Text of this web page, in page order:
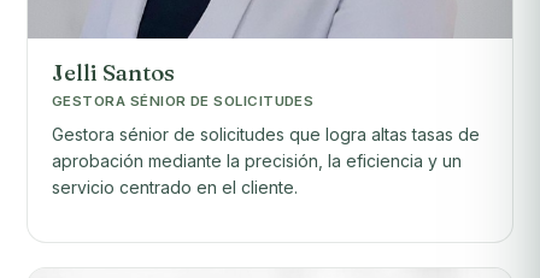
Jelli Santos
GESTORA SÉNIOR DE SOLICITUDES
Gestora sénior de solicitudes que logra altas tasas de
aprobación mediante la precisión, la eficiencia y un
servicio centrado en el cliente.